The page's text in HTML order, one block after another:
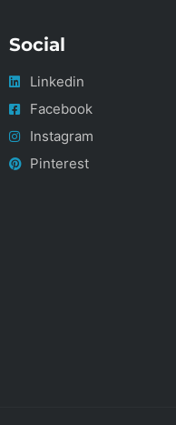
Social
Linkedin
Facebook
Instagram
Pinterest